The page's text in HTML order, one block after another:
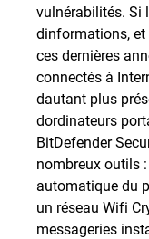
vulnérabilités. Si
dinformations,
ces dernières
connectés à
dautant plus
dordinateurs
BitDefender
nombreux outils
automatique du
un réseau Wifi
messageries